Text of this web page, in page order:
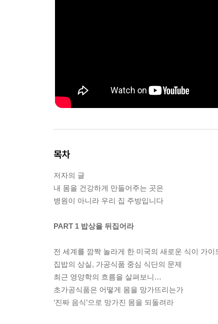
목차
저자의 글
내 몸을 건강하게 만들어주는 곳은
병원이 아니라 우리 집 주방입니다
PART 1 밥상을 뒤집어라
전 세계를 깜짝 놀라게 한 미국의 새로운 식이 가이
집밥의 상실, 가공식품 중심 식단의 문제
최근 영양학의 흐름을 살펴보니…
초가공식품은 어떻게 몸을 망가뜨리는가
‘진짜 음식’으로 망가진 몸을 되돌려라